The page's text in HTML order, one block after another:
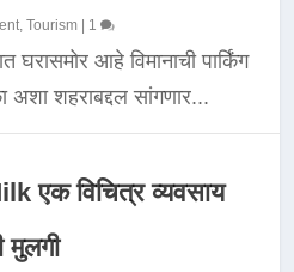
,Tourism 1
आहे विमानाची पार्किंग
शहराबद्दल सांगणार...
एक विचित्र व्यवसाय